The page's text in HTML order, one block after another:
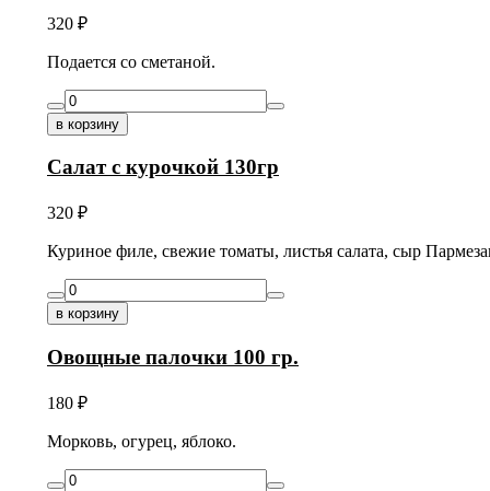
320 ₽
Подается со сметаной.
в корзину
Салат с курочкой 130гр
320 ₽
Куриное филе, свежие томаты, листья салата, сыр
в корзину
Овощные палочки 100 гр.
180 ₽
Морковь, огурец, яблоко.